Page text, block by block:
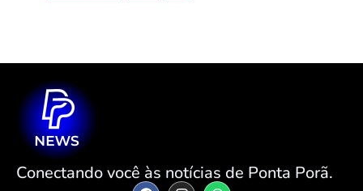
Conectando você às notícias de Ponta Porã.